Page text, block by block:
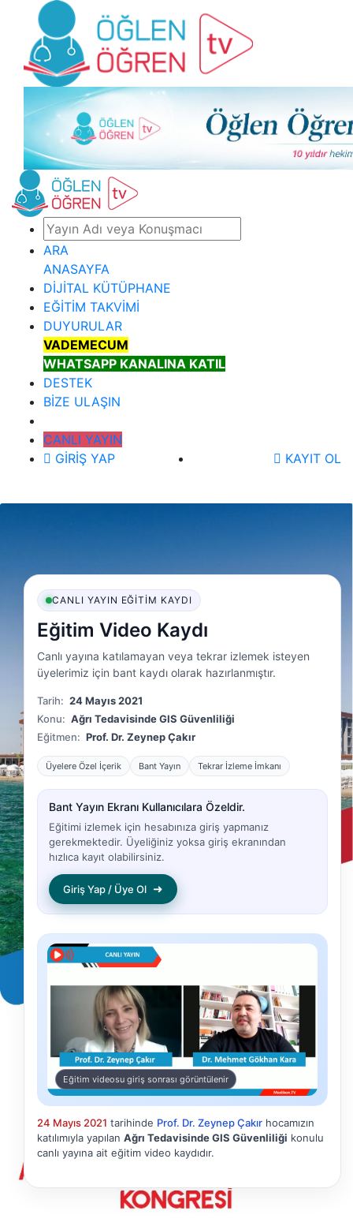
ARA
ANASAYFA
DİJİTAL KÜTÜPHANE
EĞİTİM TAKVİMİ
DUYURULAR
VADEMECUM
WHATSAPP KANALINA KATIL
DESTEK
BİZE ULAŞIN
CANLI YAYIN
GİRİŞ YAP
KAYIT OL
CANLI YAYIN EĞITIM KAYDI
Eğitim Video Kaydı
Canlı yayına katılamayan veya tekrar izlemek isteyen
üyelerimiz için bant kaydı olarak hazırlanmıştır.
Tarih: 24 Mayıs 2021
Konu: Ağrı Tedavisinde GIS Güvenliliği
Eğitmen: Prof. Dr. Zeynep Çakır
Üyelere Özel İçerik Bant Yayın Tekrar İzleme İmkanı
Bant Yayın Ekranı Kullanıcılara Özeldir.
Eğitimi izlemek için hesabınıza giriş yapmanız
gerekmektedir. Üyeliğiniz yoksa giriş ekranından
hızlıca kayıt olabilirsiniz.
Giriş Yap / Üye Ol ➜
Eğitim videosu giriş sonrası görüntülenir
24 Mayıs 2021 tarihinde Prof. Dr. Zeynep Çakır hocamızın
katılımıyla yapılan Ağrı Tedavisinde GIS Güvenliliği konulu
canlı yayına ait eğitim video kaydıdır.